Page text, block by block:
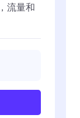
流量和